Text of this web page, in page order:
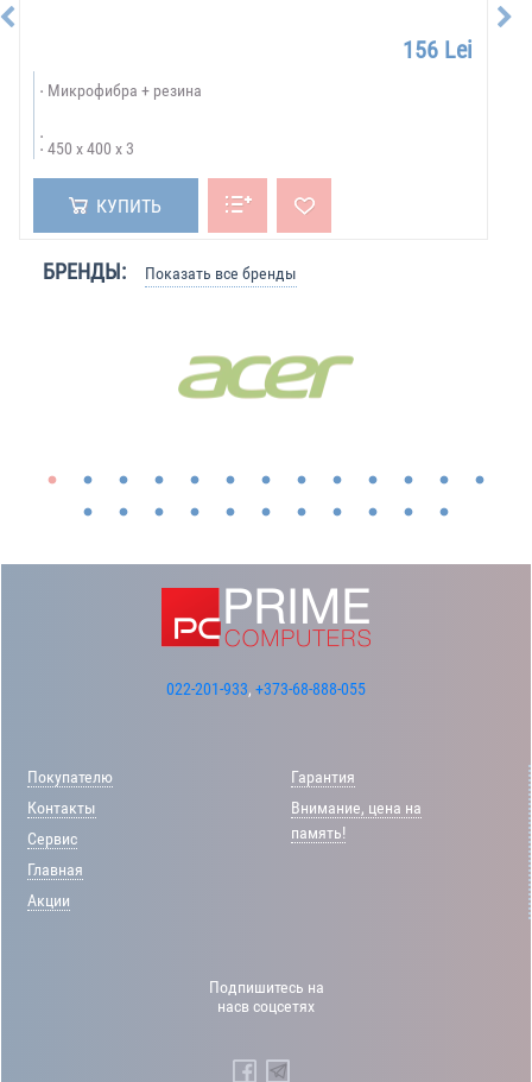
156 Lei
Микрофибра + резина
450 x 400 x 3
КУПИТЬ
БРЕНДЫ: Показать все бренды
022-201-933, +373-68-888-055
Покупателю
Контакты
Сервис
Главная
Акции
Гарантия
Внимание, цена на
память!
Подпишитесь на
насв соцсетях